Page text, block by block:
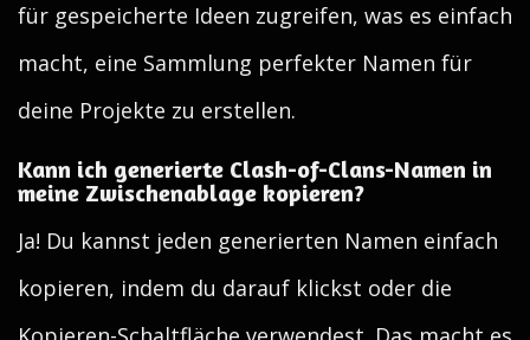
für gespeicherte Ideen zugreifen, was es einfach
macht, eine Sammlung perfekter Namen für
deine Projekte zu erstellen.
Kann ich generierte Clash-of-Clans-Namen in
meine Zwischenablage kopieren?
Ja! Du kannst jeden generierten Namen einfach
kopieren, indem du darauf klickst oder die